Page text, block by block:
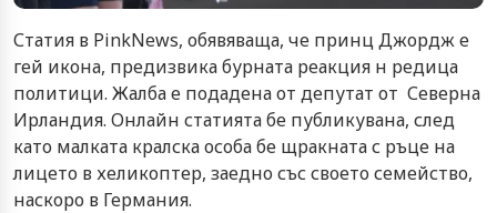
Статия в PinkNews, обявяваща, че принц Джордж е
гей икона, предизвика бурната реакция н редица
политици. Жалба е подадена от депутат от Северна
Ирландия. Онлайн статията бе публикувана, след
като малката кралска особа бе щракната с ръце на
лицето в хеликоптер, заедно със своето семейство,
наскоро в Германия.